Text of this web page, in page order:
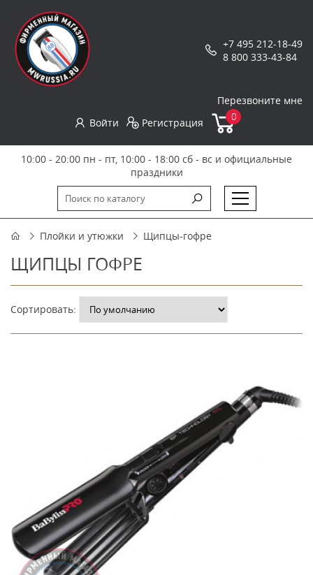
+7 495 212-18-49
8 800 333-43-84
Перезвоните мне
Войти
Регистрация 0
10:00 - 20:00 пн - пт, 10:00 - 18:00 сб - вс и официальные
праздники
Плойки и утюжки Щипцы-гофре
ЩИПЦЫ ГОФРЕ
Сортировать: